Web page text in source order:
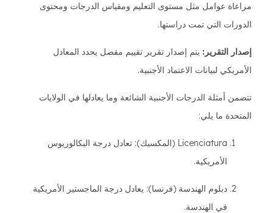
مراعاة عوامل مثل مستوى التعليم ومقياس الدرجات ومحتوى
الدورات التي تمت دراستها.
إصدار التقرير: يتم إصدار تقرير تقييم مفصل يحدد المعادل
الأمريكي لبيانات الاعتماد الأجنبية.
تتضمن أمثلة الدرجات الأجنبية الشائعة وما يعادلها في الولايات
المتحدة ما يلي:
Licenciatura (المكسيك): تعادل درجة البكالوريوس
الأمريكية.
دبلوم الهندسة (فرنسا): يعادل درجة الماجستير الأمريكية
في الهندسة.